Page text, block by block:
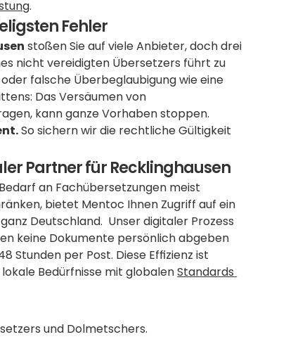
.
Fehler
stoßen Sie auf viele Anbieter, doch drei
nicht vereidigten Übersetzers führt zu
falsche Überbeglaubigung wie eine
Das Versäumen von
So sichern wir die rechtliche Gültigkeit
Partner für Recklinghausen
an Fachübersetzungen meist
bietet Mentoc Ihnen Zugriff auf ein
Deutschland.  Unser digitaler Prozess
keine Dokumente persönlich abgeben
Stunden per Post. Diese Effizienz ist
Bedürfnisse mit globalen Standards
und Dolmetschers.